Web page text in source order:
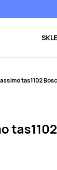
tas1102
tas1102